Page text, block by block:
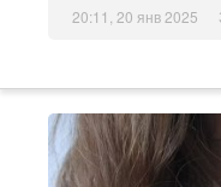
20:11, 20 янв 2025